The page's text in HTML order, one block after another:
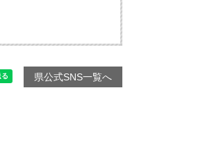
県公式SNS一覧へ